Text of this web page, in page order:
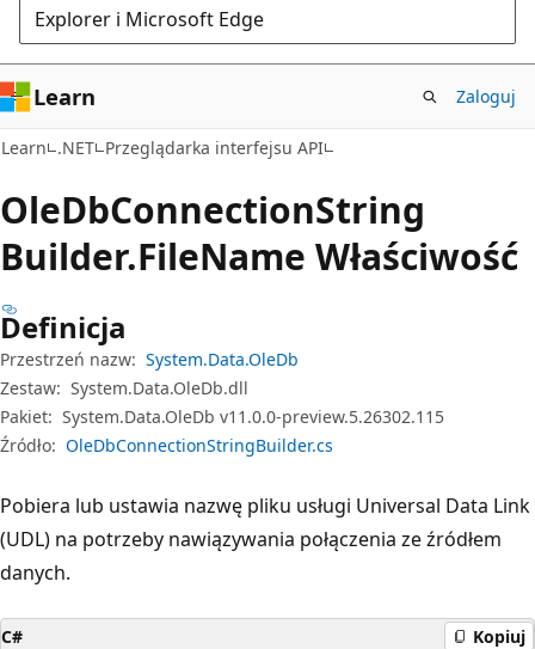
Explorer i Microsoft Edge
Learn Zaloguj
Learn .NET Przeglądarka interfejsu API
OleDbConnectionString
Builder.FileName Właściwość
Definicja
Przestrzeń nazw: System.Data.OleDb
Zestaw: System.Data.OleDb.dll
Pakiet: System.Data.OleDb v11.0.0-preview.5.26302.115
Źródło: OleDbConnectionStringBuilder.cs
Pobiera lub ustawia nazwę pliku usługi Universal Data Link
(UDL) na potrzeby nawiązywania połączenia ze źródłem
danych.
C# Kopiuj